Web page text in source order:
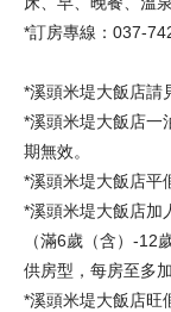
*訂房專線：037-
*溪頭米堤大飯店請
*溪頭米堤大飯店一
期無效。
*溪頭米堤大飯店平
*溪頭米堤大飯店加
（滿6歲（含）-12
供房型，每房至多加
*溪頭米堤大飯店旺